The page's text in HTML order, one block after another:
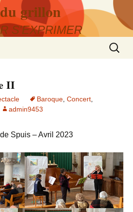
grillon
S'EXPRIMER
II
Baroque Concert
admin9453
Spuis – Avril 2023